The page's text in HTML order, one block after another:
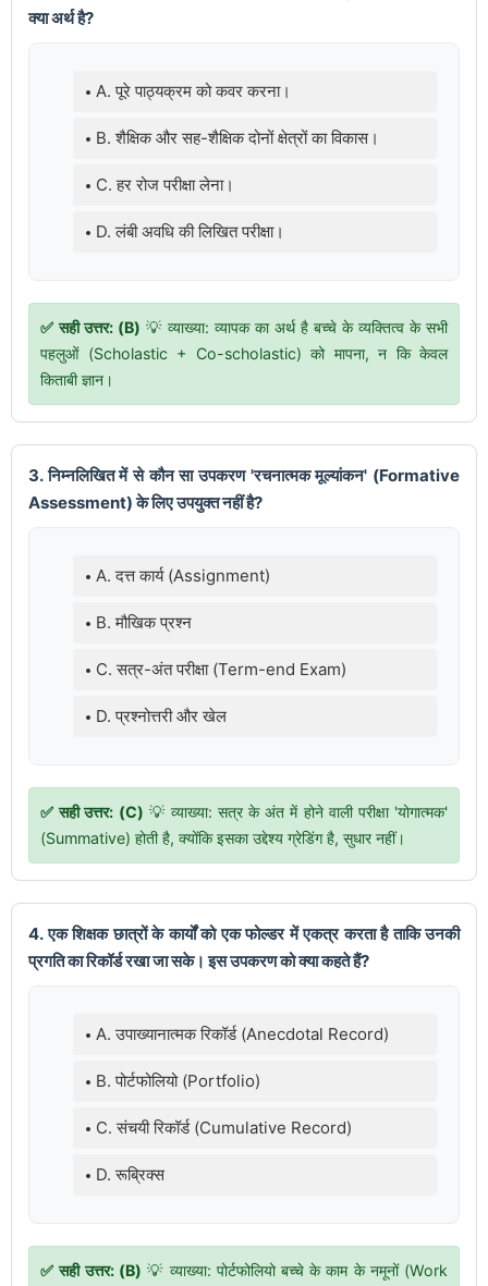
क्या अर्थ है?
A. पूरे पाठ्यक्रम को कवर करना।
B. शैक्षिक और सह-शैक्षिक दोनों क्षेत्रों का विकास।
C. हर रोज परीक्षा लेना।
D. लंबी अवधि की लिखित परीक्षा।
✅ सही उत्तर: (B) 💡 व्याख्या: व्यापक का अर्थ है बच्चे के व्यक्तित्व के सभी
पहलुओं (Scholastic + Co-scholastic) को मापना, न कि केवल
किताबी ज्ञान।
3. निम्नलिखित में से कौन सा उपकरण 'रचनात्मक मूल्यांकन' (Formative
Assessment) के लिए उपयुक्त नहीं है?
A. दत्त कार्य (Assignment)
B. मौखिक प्रश्न
C. सत्र-अंत परीक्षा (Term-end Exam)
D. प्रश्नोत्तरी और खेल
✅ सही उत्तर: (C) 💡 व्याख्या: सत्र के अंत में होने वाली परीक्षा 'योगात्मक'
(Summative) होती है, क्योंकि इसका उद्देश्य ग्रेडिंग है, सुधार नहीं।
4. एक शिक्षक छात्रों के कार्यों को एक फोल्डर में एकत्र करता है ताकि उनकी
प्रगति का रिकॉर्ड रखा जा सके। इस उपकरण को क्या कहते हैं?
A. उपाख्यानात्मक रिकॉर्ड (Anecdotal Record)
B. पोर्टफोलियो (Portfolio)
C. संचयी रिकॉर्ड (Cumulative Record)
D. रूब्रिक्स
✅ सही उत्तर: (B) 💡 व्याख्या: पोर्टफोलियो बच्चे के काम के नमूनों (Work